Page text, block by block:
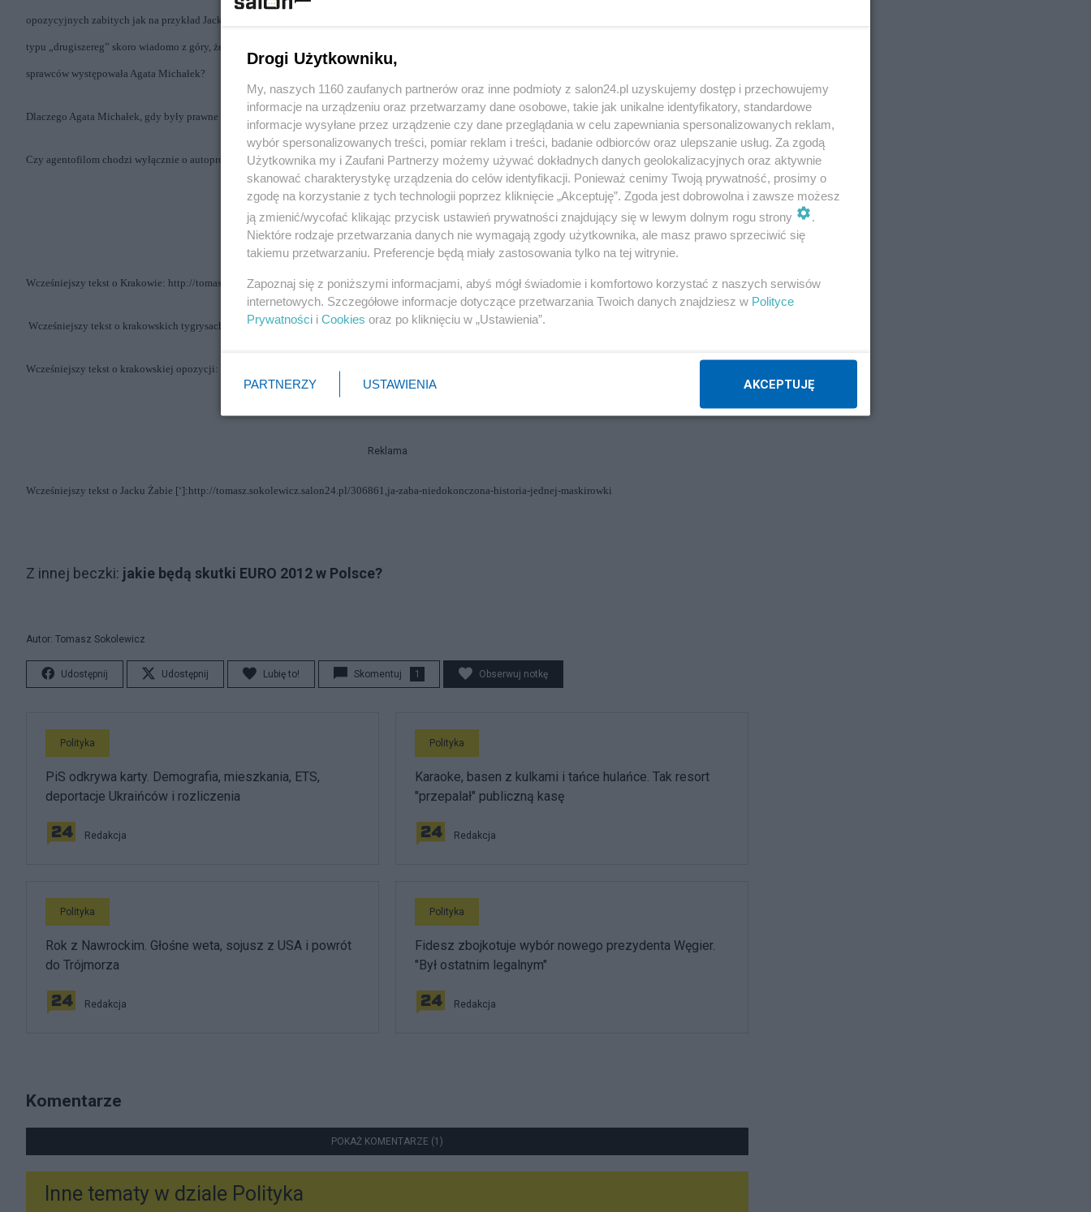
opozycyjnych zabitych jak na przykład Jacka Żaby, w których zgodnie z prawem sprawcy mogliby zostać skazani. Po co więc tworzone są wydarzenia internetowe
typu „drugiszereg” skoro wiadomo z góry, że Sąd umorzy sprawę? Co robili fani osób nie posiadających statusu pokrzywdzonego IPN w latach 80’, kiedy o skazanie
sprawców występowała Agata Michałek?
Dlaczego Agata Michałek, gdy były prawne przesłanki do skazania sprawców była sama na Sali sądowej? Gdzie wówczas byli dzisiejsi oskarżyciele bezpieki?
Czy agentofilom chodzi wyłącznie o autopromocje?
Wcześniejszy tekst o Krakowie: http://tomasz.sokolewicz.salon24.pl/325350,c-r-a-c-o-v-i-a-n-a-remix
Wcześniejszy tekst o krakowskich tygrysach: http://tomasz.sokolewicz.salon24.pl/373619,v-tygrysy-z-krakowa-v
Wcześniejszy tekst o krakowskiej opozycji: http://tomasz.sokolewicz.salon24.pl/377917,obywatel-niepodleglosc-prawie-stolica-prawie-opozycja
Reklama
Wcześniejszy tekst o Jacku Żabie [‘]: http://tomasz.sokolewicz.salon24.pl/306861,ja-zaba-niedokonczona-historia-jednej-maskirowki
Z innej beczki: jakie będą skutki EURO 2012 w Polsce?
Autor: Tomasz Sokolewicz
Udostępnij Udostępnij Lubię to! Skomentuj 1 Obserwuj notkę
Polityka
PiS odkrywa karty. Demografia, mieszkania, ETS,
deportacje Ukraińców i rozliczenia
Redakcja
Polityka
Karaoke, basen z kulkami i tańce hulańce. Tak resort
"przepalał" publiczną kasę
Redakcja
Polityka
Rok z Nawrockim. Głośne weta, sojusz z USA i powrót
do Trójmorza
Redakcja
Polityka
Fidesz zbojkotuje wybór nowego prezydenta Węgier.
"Był ostatnim legalnym"
Redakcja
Komentarze
POKAŻ KOMENTARZE (1)
Inne tematy w dziale Polityka
Drogi Użytkowniku,
My, naszych 1160 zaufanych partnerów oraz inne podmioty z salon24.pl uzyskujemy dostęp i przechowujemy
informacje na urządzeniu oraz przetwarzamy dane osobowe, takie jak unikalne identyfikatory, standardowe
informacje wysyłane przez urządzenie czy dane przeglądania w celu zapewniania spersonalizowanych reklam,
wybór spersonalizowanych treści, pomiar reklam i treści, badanie odbiorców oraz ulepszanie usług. Za zgodą
Użytkownika my i Zaufani Partnerzy możemy używać dokładnych danych geolokalizacyjnych oraz aktywnie
skanować charakterystykę urządzenia do celów identyfikacji. Ponieważ cenimy Twoją prywatność, prosimy o
zgodę na korzystanie z tych technologii poprzez kliknięcie „Akceptuję”. Zgoda jest dobrowolna i zawsze możesz
ją zmienić/wycofać klikając przycisk ustawień prywatności znajdujący się w lewym dolnym rogu strony
.
Niektóre rodzaje przetwarzania danych nie wymagają zgody użytkownika, ale masz prawo sprzeciwić się
takiemu przetwarzaniu. Preferencje będą miały zastosowania tylko na tej witrynie.
Zapoznaj się z poniższymi informacjami, abyś mógł świadomie i komfortowo korzystać z naszych serwisów
internetowych. Szczegółowe informacje dotyczące przetwarzania Twoich danych znajdziesz w Polityce
Prywatności i Cookies oraz po kliknięciu w „Ustawienia”.
PARTNERZY USTAWIENIA AKCEPTUJĘ